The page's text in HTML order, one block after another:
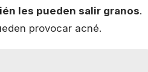
les pueden salir granos.
provocar acné.